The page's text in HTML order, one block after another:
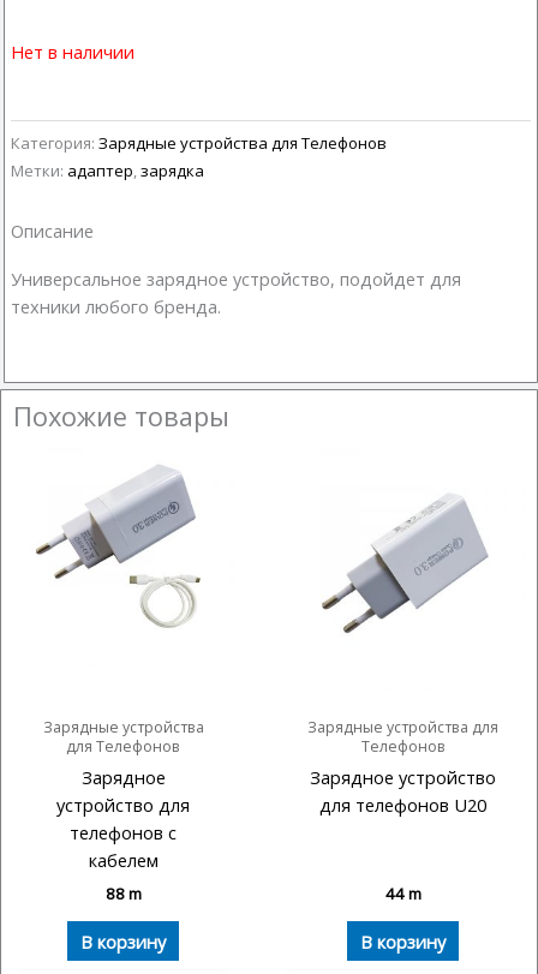
Нет в наличии
Категория: Зарядные устройства для Телефонов
Метки: адаптер,зарядка
Описание
Универсальное зарядное устройство, подойдет для
техники любого бренда.
Похожие товары
Зарядные устройства
для Телефонов
Зарядное
устройство для
телефонов c
кабелем
88m
В корзину
Зарядные устройства для
Телефонов
Зарядное устройство
для телефонов U20
44m
В корзину